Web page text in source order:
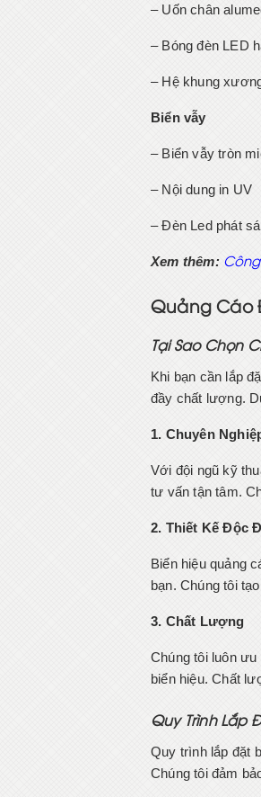
– Uốn chân
– Bóng đèn LED
– Hệ khung
Biển vẫy
– Biển vẫy tròn
– Nội dung in UV
– Đèn Led phát
Xem thêm:
Quảng Cáo
Tại Sao Chọn
Khi bạn cần lắp
đầy chất lượng.
1. Chuyên
Với đội ngũ kỹ
tư vấn tận tâm.
2. Thiết Kế Độc
Biển hiệu quảng
bạn. Chúng tôi
3. Chất Lượng
Chúng tôi luôn
biển hiệu. Chất
Quy Trình Lắp
Quy trình lắp đặt
Chúng tôi đảm